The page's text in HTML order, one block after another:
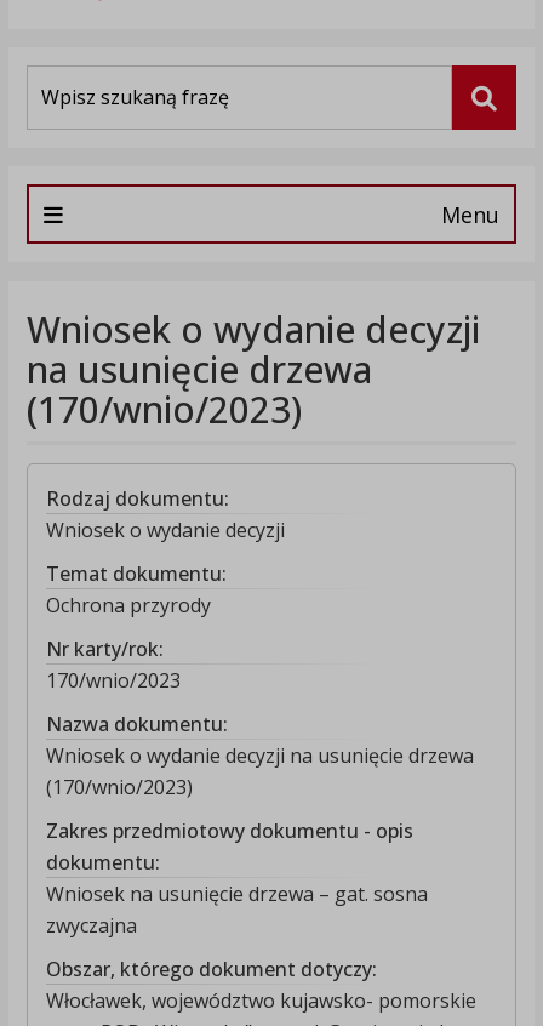
Menu
Wniosek o wydanie decyzji
na usunięcie drzewa
(170/wnio/2023)
Rodzaj dokumentu:
Wniosek o wydanie decyzji
Temat dokumentu:
Ochrona przyrody
Nr karty/rok:
170/wnio/2023
Nazwa dokumentu:
Wniosek o wydanie decyzji na usunięcie drzewa
(170/wnio/2023)
Zakres przedmiotowy dokumentu - opis
dokumentu:
Wniosek na usunięcie drzewa – gat. sosna
zwyczajna
Obszar, którego dokument dotyczy:
Włocławek, województwo kujawsko- pomorskie